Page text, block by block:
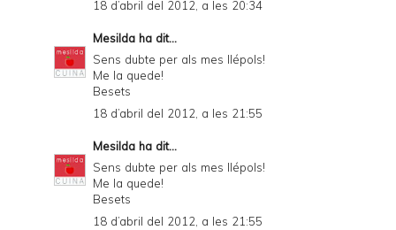
18 d’abril del 2012, a les 20:34
Mesilda ha dit...
Sens dubte per als mes llépols!
Me la quede!
Besets
18 d’abril del 2012, a les 21:55
Mesilda ha dit...
Sens dubte per als mes llépols!
Me la quede!
Besets
18 d’abril del 2012, a les 21:55